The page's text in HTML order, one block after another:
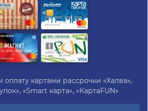
картами рассрочки «Халва»,
«Smart карта», «КартаFUN»